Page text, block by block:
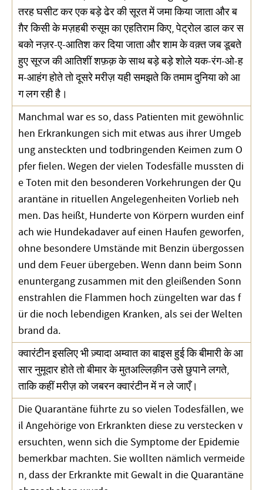
तरह घसीट कर एक बड़े ढेर की सूरत में जमा किया जाता और ब
ग़ैर किसी के मज़हबी रुसूम का एहतिराम किए, पेट्रोल डाल कर स
बको नज़र-ए-आतिश कर दिया जाता और शाम के वक़्त जब डूबते
हुए सूरज की आतिशीं शफ़क़ के साथ बड़े बड़े शोले यक-रंग-ओ-ह
म-आहंग होते तो दूसरे मरीज़ यही समझते कि तमाम दुनिया को आ
ग लग रही है।
Manchmal war es so, dass Patienten mit gewöhnlic
hen Erkrankungen sich mit etwas aus ihrer Umgeb
ung ansteckten und todbringenden Keimen zum O
pfer fielen. Wegen der vielen Todesfälle mussten di
e Toten mit den besonderen Vorkehrungen der Qu
arantäne in rituellen Angelegenheiten Vorlieb neh
men. Das heißt, Hunderte von Körpern wurden einf
ach wie Hundekadaver auf einen Haufen geworfen,
ohne besondere Umstände mit Benzin übergossen
und dem Feuer übergeben. Wenn dann beim Sonn
enuntergang zusammen mit den gleißenden Sonn
enstrahlen die Flammen hoch züngelten war das f
ür die noch lebendigen Kranken, als sei der Welten
brand da.
क्वारंटीन इसलिए भी ज़्यादा अम्वात का बाइस हुई कि बीमारी के आ
सार नुमूदार होते तो बीमार के मुतअल्लिक़ीन उसे छुपाने लगते,
ताकि कहीं मरीज़ को जबरन क्वारंटीन में न ले जाएँ।
Die Quarantäne führte zu so vielen Todesfällen, we
il Angehörige von Erkrankten diese zu verstecken v
ersuchten, wenn sich die Symptome der Epidemie
bemerkbar machten. Sie wollten nämlich vermeide
n, dass der Erkrankte mit Gewalt in die Quarantäne